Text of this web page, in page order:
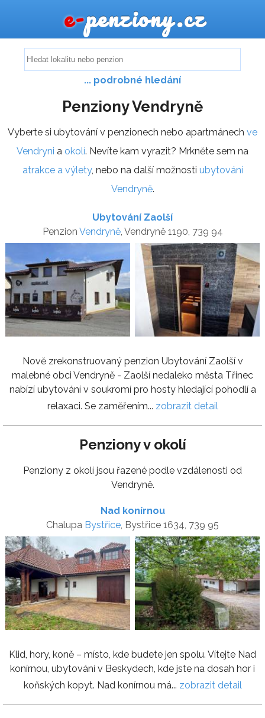
e-penziony.cz
... podrobné hledání
Penziony Vendryně
Vyberte si ubytování v penzionech nebo apartmánech ve
Vendryni a okolí. Nevíte kam vyrazit? Mrkněte sem na
atrakce a výlety, nebo na další možnosti ubytování
Vendryně.
Ubytování Zaolší
Penzion Vendryně, Vendryně 1190, 739 94
Nově zrekonstruovaný penzion Ubytování Zaolší v
malebné obci Vendryně - Zaolší nedaleko města Třinec
nabízí ubytování v soukromí pro hosty hledající pohodlí a
relaxaci. Se zaměřením... zobrazit detail
Penziony v okolí
Penziony z okolí jsou řazené podle vzdálenosti od
Vendryně.
Nad konírnou
Chalupa Bystřice , Bystřice 1634, 739 95
Klid, hory, koně – místo, kde budete jen spolu. Vítejte Nad
konírnou, ubytování v Beskydech, kde jste na dosah hor i
koňských kopyt. Nad konírnou má... zobrazit detail